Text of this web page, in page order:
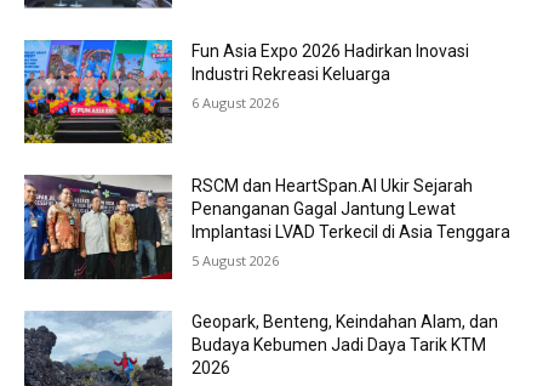
Fun Asia Expo 2026 Hadirkan Inovasi
Industri Rekreasi Keluarga
6 August 2026
RSCM dan HeartSpan.AI Ukir Sejarah
Penanganan Gagal Jantung Lewat
Implantasi LVAD Terkecil di Asia Tenggara
5 August 2026
Geopark, Benteng, Keindahan Alam, dan
Budaya Kebumen Jadi Daya Tarik KTM
2026